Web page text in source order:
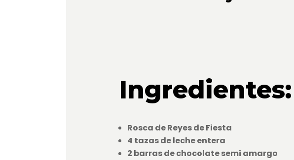
Ingredientes:
Rosca de Reyes de Fiesta
4 tazas de leche entera
2 barras de chocolate semi amargo